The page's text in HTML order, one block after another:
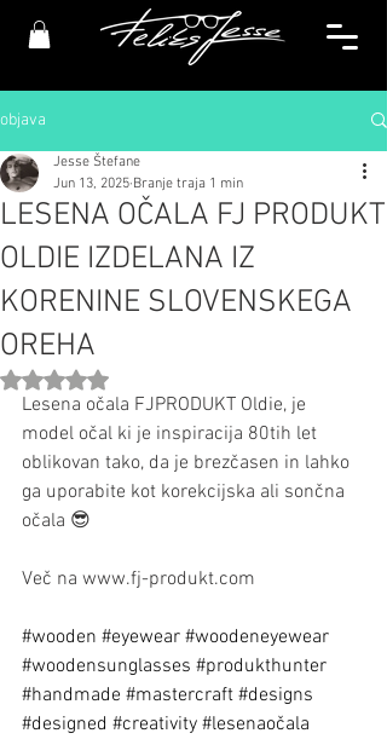
objava
LESENA OČALA FJ PRODUKT
OLDIE IZDELANA IZ
KORENINE SLOVENSKEGA
OREHA
Jesse Štefane
Jun 13, 2025 Branje traja 1 min
Ocena NaN od 5 zvezdic.
Lesena očala FJPRODUKT Oldie, je
model očal ki je inspiracija 80tih let
oblikovan tako, da je brezčasen in lahko
ga uporabite kot korekcijska ali sončna
očala 😎
Več na www.fj-produkt.com
#wooden #eyewear #woodeneyewear
#woodensunglasses #produkthunter
#handmade #mastercraft #designs
#designed #creativity #lesenaočala